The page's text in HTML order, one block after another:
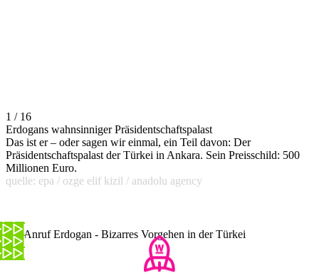
1 / 16
Erdogans wahnsinniger Präsidentschaftspalast
Das ist er – oder sagen wir einmal, ein Teil davon: Der
Präsidentschaftspalast der Türkei in Ankara. Sein Preisschild: 500
Millionen Euro.
quelle: epa / ozge elif kizil / anadolu agency
Bei Anruf Erdogan - Bizarres Vorgehen in der Türkei